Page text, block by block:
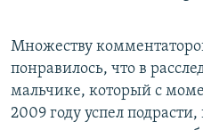
Множеству
понравилось, что в
мальчике, который с
2009 году успел подрасти,